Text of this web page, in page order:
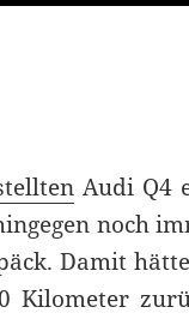
Audi Q4
noch
Damit
Kilometer